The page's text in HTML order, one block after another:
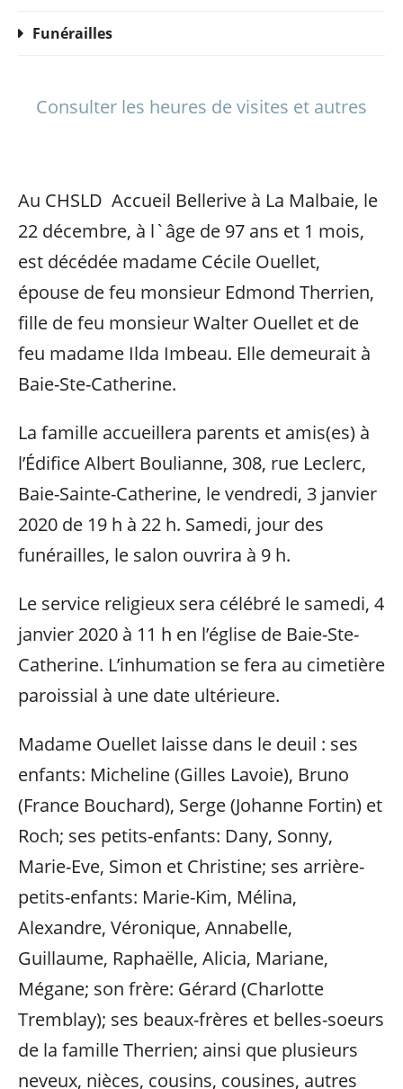
Funérailles
Consulter les heures de visites et autres
Au CHSLD Accueil Bellerive à La Malbaie, le
22 décembre, à l`âge de 97 ans et 1 mois,
est décédée madame Cécile Ouellet,
épouse de feu monsieur Edmond Therrien,
fille de feu monsieur Walter Ouellet et de
feu madame Ilda Imbeau. Elle demeurait à
Baie-Ste-Catherine.
La famille accueillera parents et amis(es) à
l’Édifice Albert Boulianne, 308, rue Leclerc,
Baie-Sainte-Catherine, le vendredi, 3 janvier
2020 de 19 h à 22 h. Samedi, jour des
funérailles, le salon ouvrira à 9 h.
Le service religieux sera célébré le samedi, 4
janvier 2020 à 11 h en l’église de Baie-Ste-
Catherine. L’inhumation se fera au cimetière
paroissial à une date ultérieure.
Madame Ouellet laisse dans le deuil : ses
enfants: Micheline (Gilles Lavoie), Bruno
(France Bouchard), Serge (Johanne Fortin) et
Roch; ses petits-enfants: Dany, Sonny,
Marie-Eve, Simon et Christine; ses arrière-
petits-enfants: Marie-Kim, Mélina,
Alexandre, Véronique, Annabelle,
Guillaume, Raphaëlle, Alicia, Mariane,
Mégane; son frère: Gérard (Charlotte
Tremblay); ses beaux-frères et belles-soeurs
de la famille Therrien; ainsi que plusieurs
neveux, nièces, cousins, cousines, autres